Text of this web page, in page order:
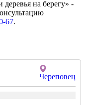
на берегу» -
67.
Череповец